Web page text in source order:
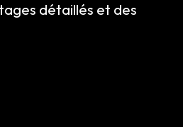
détaillés et des